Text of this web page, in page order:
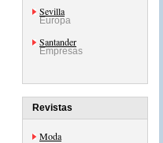
Sevilla
Europa
Santander
Empresas
Revistas
Moda